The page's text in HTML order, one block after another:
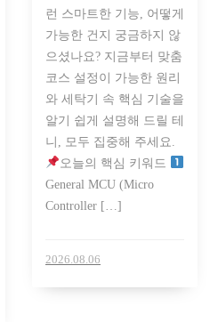
런 스마트한 기능, 어떻게
가능한 건지 궁금하지 않
으셨나요? 지금부터 맞춤
코스 설정이 가능한 원리
와 세탁기 속 핵심 기술을
알기 쉽게 설명해 드릴 테
니, 모두 집중해 주세요.
오늘의 핵심 키워드
General MCU (Micro
Controller […]
2026.08.06